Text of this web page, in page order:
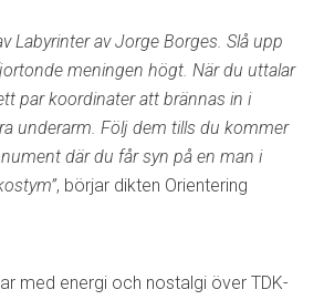
Labyrinter av Jorge Borges. Slå upp
meningen högt. När du uttalar
par koordinater att brännas in i
underarm. Följ dem tills du kommer
där du får syn på en man i
, börjar dikten Orientering
med energi och nostalgi över TDK-